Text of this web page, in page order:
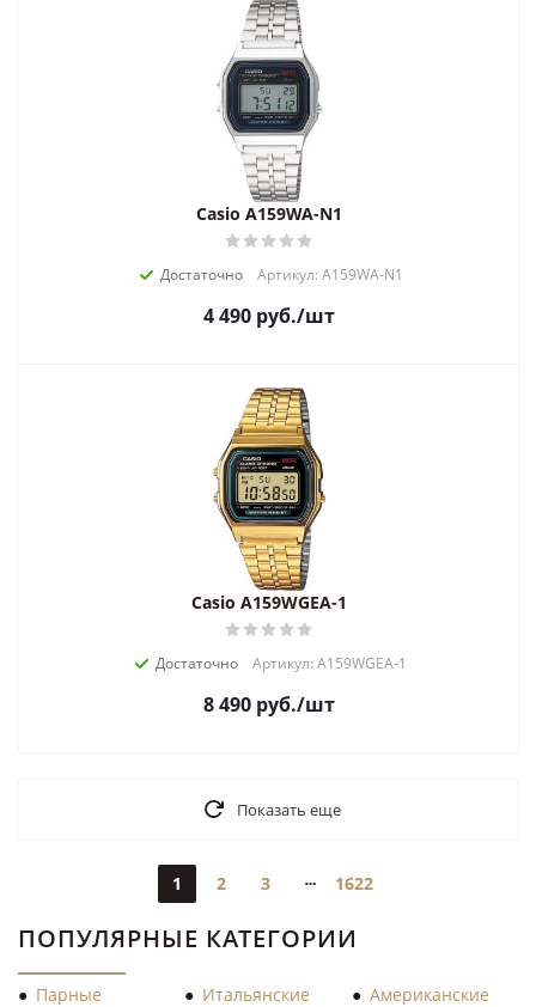
Casio A159WA-N1
Достаточно Артикул: A159WA-N1
4 490 руб./шт
Casio A159WGEA-1
Достаточно Артикул: A159WGEA-1
8 490 руб./шт
Показать еще
1 2 3 1622
ПОПУЛЯРНЫЕ КАТЕГОРИИ
Парные
Итальянские
Американские